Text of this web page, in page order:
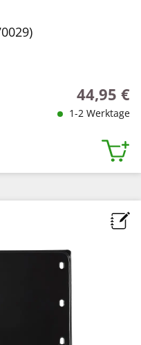
Regulärer
44,95 €
1-2 Werktage